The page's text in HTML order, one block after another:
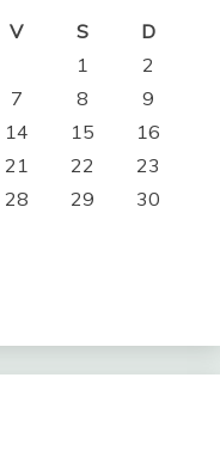
V S
D
1
2
7 8
9
14 15
16
21 22
23
28 29
30